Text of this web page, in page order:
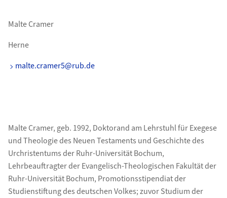
Malte Cramer
Herne
malte.cramer5@rub.de
Malte Cramer, geb. 1992, Doktorand am Lehrstuhl für Exegese
und Theologie des Neuen Testaments und Geschichte des
Urchristentums der Ruhr-Universität Bochum,
Lehrbeauftragter der Evangelisch-Theologischen Fakultät der
Ruhr-Universität Bochum, Promotionsstipendiat der
Studienstiftung des deutschen Volkes; zuvor Studium der